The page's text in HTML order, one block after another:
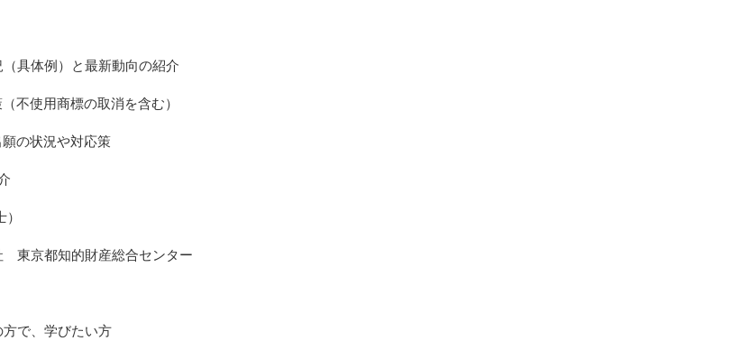
状況（具体例）と最新動向の紹介
用商標の取消を含む）
標出願の状況や対応策
京都知的財産総合センター
で、学びたい方